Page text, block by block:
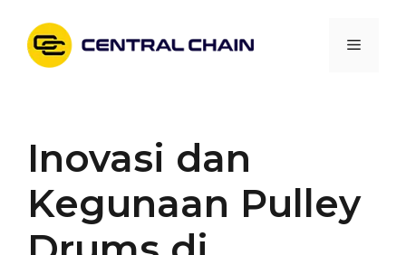
content
Menu
Inovasi dan
Kegunaan Pulley